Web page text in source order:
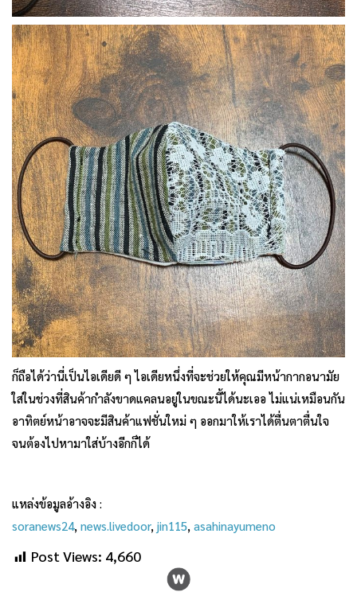
ก็ถือได้ว่านี่เป็นไอเดียดี ๆ ไอเดียหนึ่งที่จะช่วยให้คุณมีหน้ากากอนามัย
ใส่ในช่วงที่สินค้ากำลังขาดแคลนอยู่ในขณะนี้ได้นะเออ ไม่แน่เหมือนกัน
อาทิตย์หน้าอาจจะมีสินค้าแฟชั่นใหม่ ๆ ออกมาให้เราได้ตื่นตาตื่นใจ
จนต้องไปหามาใส่บ้างอีกก็ได้
แหล่งข้อมูลอ้างอิง :
soranews24, news.livedoor, jin115, asahinayumeno
Post Views: 4,660